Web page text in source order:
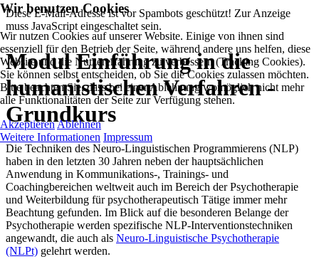
Diese E-Mail-Adresse ist vor Spambots geschützt! Zur Anzeige
muss JavaScript eingeschaltet sein.
Modul Einführung in die
humanistischen Verfahren -
Grundkurs
Die Techniken des Neuro-Linguistischen Programmierens (NLP)
haben in den letzten 30 Jahren neben der hauptsächlichen
Anwendung in Kommunikations-, Trainings- und
Coachingbereichen weltweit auch im Bereich der Psychotherapie
und Weiterbildung für psychotherapeutisch Tätige immer mehr
Beachtung gefunden. Im Blick auf die besonderen Belange der
Psychotherapie werden spezifische NLP-Interventionstechniken
angewandt, die auch als Neuro-Linguistische Psychotherapie
(NLPt) gelehrt werden.
Wir benutzen Cookies
Wir nutzen Cookies auf unserer Website. Einige von ihnen sind
essenziell für den Betrieb der Seite, während andere uns helfen, diese
Website und die Nutzererfahrung zu verbessern (Tracking Cookies).
Sie können selbst entscheiden, ob Sie die Cookies zulassen möchten.
Bitte beachten Sie, dass bei einer Ablehnung womöglich nicht mehr
alle Funktionalitäten der Seite zur Verfügung stehen.
AkzeptierenAblehnen
Weitere Informationen Impressum